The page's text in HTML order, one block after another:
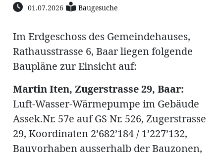
Amtliche
Mitteilungen
Baustellen
01.07.2026 Baugesuche
Im Erdgeschoss des Gemeindehauses,
Rathausstrasse 6, Baar liegen folgende
Baupläne zur Einsicht auf:
Martin Iten, Zugerstrasse 29, Baar:
Luft-Wasser-Wärmepumpe im Gebäude
Assek.Nr. 57e auf GS Nr. 526, Zugerstrasse
29, Koordinaten 2’682’184 / 1’227’132,
Bauvorhaben ausserhalb der Bauzonen,